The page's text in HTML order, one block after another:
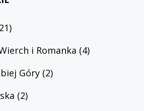
i Romanka (4)
Góry (2)
(2)